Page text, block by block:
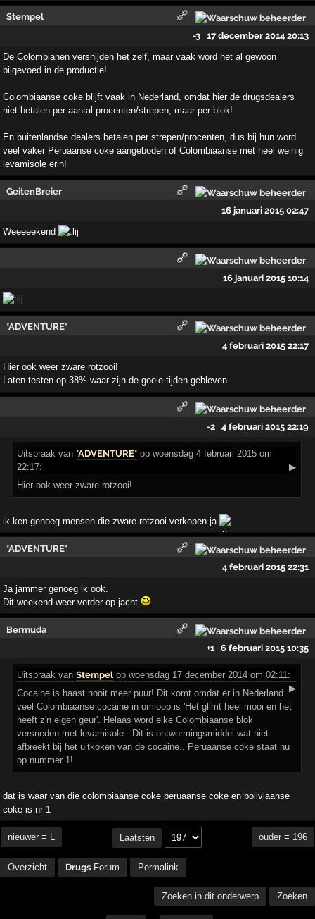
Stempel
-3
17 december 2014 20:13
De Colombianen versnijden het zelf, maar vaak word het al gewoon
bijgevoed in de productie!
Colombiaanse coke blijft vaak in Nederland, omdat hier de drugsdealers
niet betalen per aantal procenten/strepen, maar per blok!
En buitenlandse dealers betalen per strepen/procenten, dus bij hun word
veel vaker Peruaanse coke aangeboden of Colombiaanse met heel weinig
levamisole erin!
GeitenBreier
16 januari 2015 02:47
Weeeeekend
16 januari 2015 10:14
*ADVENTURE*
4 februari 2015 22:17
Hier ook weer zware rotzooi!
Laten testen op 38% waar zijn de goeie tijden gebleven.
-2 4 februari 2015 22:19
Uitspraak van*ADVENTURE* op woensdag 4 februari 2015 om
22:17:
▶
Hier ook weer zware rotzooi!
ik ken genoeg mensen die zware rotzooi verkopen ja
*ADVENTURE*
4 februari 2015 22:31
Ja jammer genoeg ik ook.
Dit weekend weer verder op jacht
Bermuda
+1
6 februari 2015 10:35
Uitspraak vanStempel op woensdag 17 december 2014 om 02:11:
▶
Cocaine is haast nooit meer puur! Dit komt omdat er in Nederland
veel Colombiaanse cocaine in omloop is 'Het glimt heel mooi en het
heeft z'n eigen geur'. Helaas word elke Colombiaanse blok
versneden met levamisole.. Dit is ontwormingsmiddel wat niet
afbreekt bij het uitkoken van de cocaine.. Peruaanse coke staat nu
op nummer 1!
dat is waar van die colombiaanse coke peruaanse coke en boliviaanse
coke is nr 1
nieuwer ≡ L Laatsten ouder ≡ 196
Overzicht Drugs Forum Permalink
Zoeken in dit onderwerp Zoeken